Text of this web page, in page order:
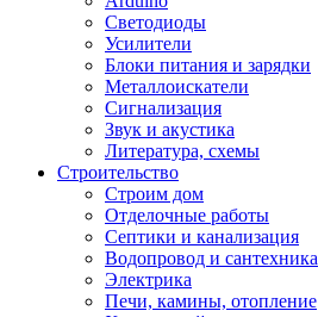
Светодиоды
Усилители
Блоки питания и зарядки
Металлоискатели
Сигнализация
Звук и акустика
Литература, схемы
Строительство
Строим дом
Отделочные работы
Септики и канализация
Водопровод и сантехника
Электрика
Печи, камины, отопление